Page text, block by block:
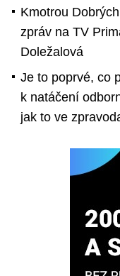
Kmotrou
zpráv na TV
Doležalová
Je to poprvé, co
k natáčení
jak to ve